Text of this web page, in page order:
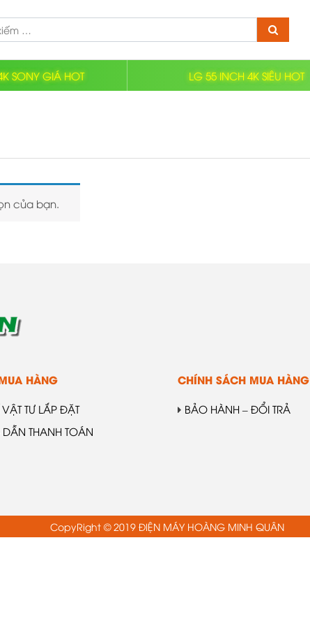
SONY GIÁ HOT LG 55 INCH 4K SIÊU HOT
của bạn.
HÀNG
VẬT TƯ LẮP ĐẶT
THANH TOÁN
CHÍNH SÁCH MUA HÀNG
BẢO HÀNH – ĐỔI TRẢ
CopyRight © 2019 ĐIỆN MÁY HOÀNG MINH QUÂN